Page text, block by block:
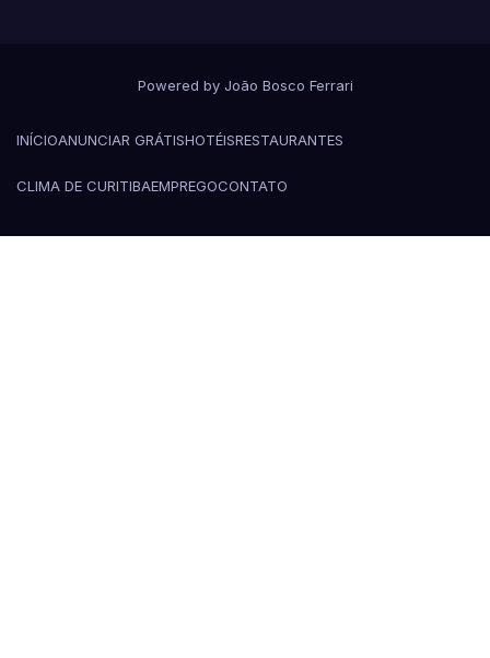
Powered by João Bosco Ferrari
INÍCIOANUNCIAR GRÁTISHOTÉISRESTAURANTES
CLIMA DE CURITIBAEMPREGOCONTATO